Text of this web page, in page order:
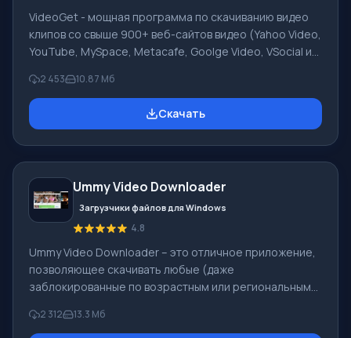
VideoGet - мощная программа по скачиванию видео
клипов со свыше 900+ веб-сайтов видео (Yahoo Video,
YouTube, MySpace, Metacafe, Goolge Video, VSocial и
разные форматы для просмотра на видеоплеере,
компьютере, мобильном телефоне. Особенности
Несмотря на изобилие программ-загрузчиков с
соответствующую кнопку возле видео начнётся ав
2 453 10.87 Mб
Скачать
Ummy Video Downloader
Загрузчики файлов для Windows
4.8
Ummy Video Downloader – это отличное приложение,
позволяющее скачивать любые (даже
заблокированные по возрастным или региональным
видеохостинга YouTube. Вы можете загрузить как
2 312 13.3 Мб